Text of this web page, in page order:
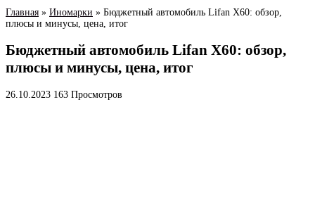
Главная » Иномарки » Бюджетный автомобиль Lifan X60: обзор,
плюсы и минусы, цена, итог
Бюджетный автомобиль Lifan X60: обзор,
плюсы и минусы, цена, итог
26.10.2023 163 Просмотров